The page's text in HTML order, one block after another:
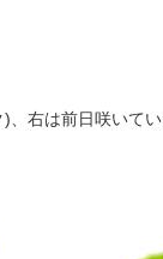
、右は前日咲いて